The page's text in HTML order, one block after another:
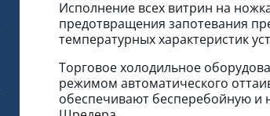
Исполнение всех витрин на
предотвращения запотевания
температурных характеристик
Торговое холодильное
режимом автоматического
обеспечивают бесперебойную и